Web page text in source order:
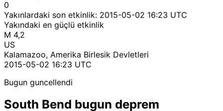
0
Yakınlardaki son etkinlik: 2015-05-02 16:23 UTC
Yakındaki en güçlü etkinlik
M 4,2
US
Kalamazoo, Amerika Birlesik Devletleri
2015-05-02 16:23 UTC
Bugun guncellendi
South Bend bugun deprem